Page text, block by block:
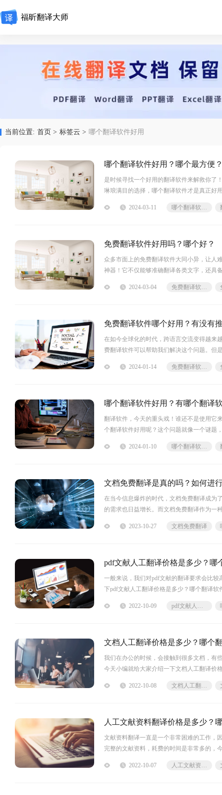
福昕翻译大师
当前位置: 首页 > 标签云 > 哪个翻译软件好用
哪个翻译软件好用？哪个最方便
是时候寻找一个好用的翻译软件来解救你了
琳琅满目的选择，哪个翻译软件才是真正好
求。其次，它具有高精度的翻译结果，能够
2024-03-11 哪个翻译软件好用
免费翻译软件好用吗？哪个好？
众多市面上的免费翻译软件大同小异，让人
神器！它不仅能够准确翻译各类文字，还具
下的免费翻译软件，它具有很多优点。首先
2024-03-04 免费翻译软件哪个好用
免费翻译软件哪个好用？有没有
在如今全球化的时代，跨语言交流变得越来
费翻译软件可以帮助我们解决这个问题。但
不仅提供了准确快捷的翻译服务，还具备
2024-01-14 免费翻译软件哪个好用
哪个翻译软件好用？有哪个翻译
翻译软件，今天的重头戏！谁还不是使用它
个翻译软件好用呢？这个问题就像一个谜题
具有很多优点，使其成为一款好用的翻译
2024-01-10 哪个翻译软件好用
文档免费翻译是真的吗？如何进
在当今信息爆炸的时代，文档免费翻译成为
的需求也日益增长。而文档免费翻译作为一
2023-10-27 文档免费翻译
pdf文献人工翻译价格是多少？哪
一般来说，我们对pdf文献的翻译要求会比
下pdf文献人工翻译价格是多少？哪个翻译
2022-10-09
pdf文献人工翻译
文档人工翻译价格是多少？哪个
我们在办公的时候，会接触到很多文档，有
今天小编就给大家介绍一下文档人工翻译价
2022-10-08
文档人工翻译价格是多少
人工文献资料翻译价格是多少？
文献资料翻译一直是一个非常困难的工作，
完整的文献资料，耗费的时间是非常多的，
2022-10-07
人工文献资料翻译